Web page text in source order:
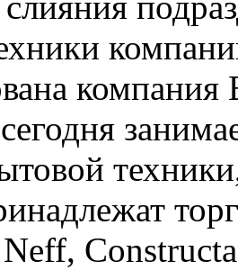
компания